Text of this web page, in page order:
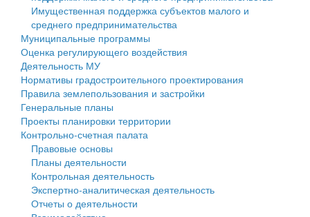
Нормативы градостроительного проектирования
Правила землепользования и застройки
Генеральные планы
Проекты планировки территории
Собрание депутатов
Городское поселение
Сельские поселения
Имущественная поддержка субъектов малого и
среднего предпринимательства
Муниципальные программы
Оценка регулирующего воздействия
Деятельность МУ
Нормативы градостроительного проектирования
Правила землепользования и застройки
Генеральные планы
Проекты планировки территории
Контрольно-счетная палата
Правовые основы
Планы деятельности
Контрольная деятельность
Экспертно-аналитическая деятельность
Отчеты о деятельности